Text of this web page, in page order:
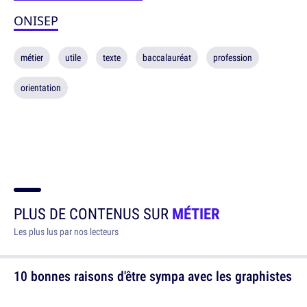
ONISEP
métier utile texte baccalauréat profession
orientation
PLUS DE CONTENUS SURMÉTIER
Les plus lus par nos lecteurs
10 bonnes raisons d'être sympa avec les graphistes